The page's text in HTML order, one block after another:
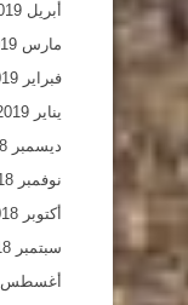
أبريل 2019
مارس 2019
فبراير 2019
يناير 2019
ديسمبر 2018
نوفمبر 2018
أكتوبر 2018
سبتمبر 2018
أغسطس 2018